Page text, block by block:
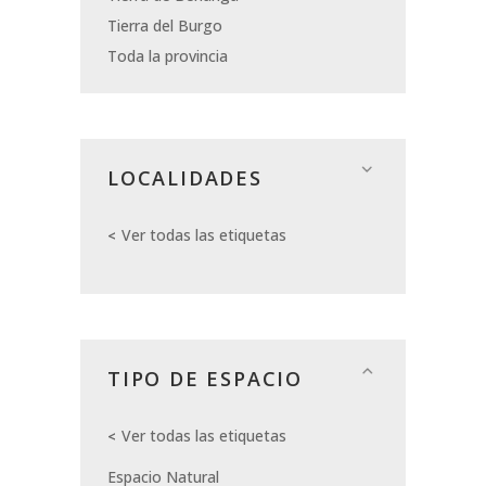
Tierra del Burgo
Toda la provincia
LOCALIDADES
Ver todas las etiquetas
TIPO DE ESPACIO
Ver todas las etiquetas
Espacio Natural